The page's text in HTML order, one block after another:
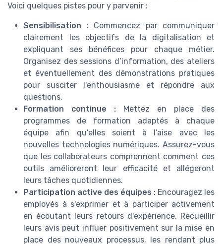
Voici quelques pistes pour y parvenir :
Sensibilisation :Commencez par communiquer
clairement les objectifs de la digitalisation et
expliquant ses bénéfices pour chaque métier.
Organisez des sessions d’information, des ateliers
et éventuellement des démonstrations pratiques
pour susciter l'enthousiasme et répondre aux
questions.
Formation continue : Mettez en place des
programmes de formation adaptés à chaque
équipe afin qu’elles soient à l’aise avec les
nouvelles technologies numériques. Assurez-vous
que les collaborateurs comprennent comment ces
outils amélioreront leur efficacité et allégeront
leurs tâches quotidiennes.
Participation active des équipes : Encouragez les
employés à s'exprimer et à participer activement
en écoutant leurs retours d'expérience. Recueillir
leurs avis peut influer positivement sur la mise en
place des nouveaux processus, les rendant plus